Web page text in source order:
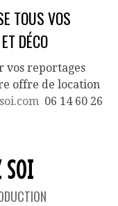
TOUS VOS
DÉCO
vos reportages
offre de location
06 14 60 26
SOI